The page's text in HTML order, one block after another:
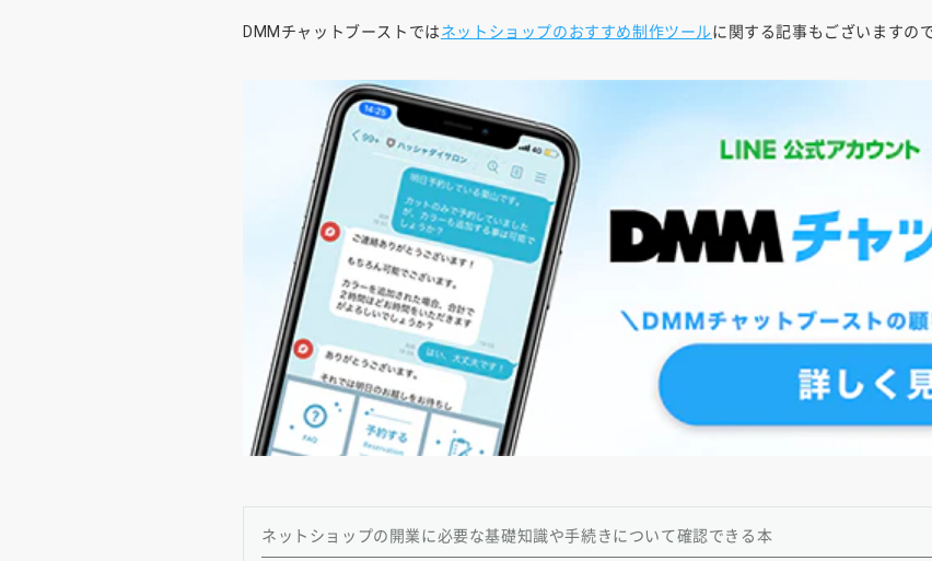
DMMチャットブーストではネットショップのおすすめ制作ツールに関する記事もございますの
ネットショップの開業に必要な基礎知識や手続きについて確認できる本